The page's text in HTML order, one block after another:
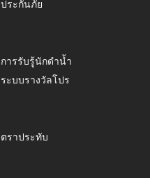
ประกันภัย
การรับรู้นักดำน้ำ
ระบบรางวัลโปร
ตราประทับ